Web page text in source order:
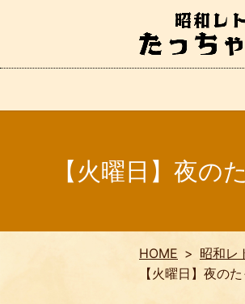
【火曜日】夜
HOME
昭和レ
【火曜日】夜の